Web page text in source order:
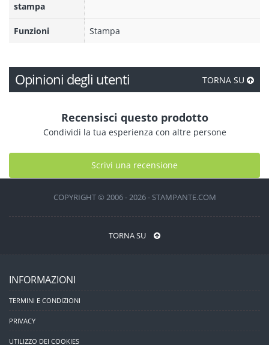
stampa
Funzioni Stampa
Opinioni degli utenti TORNA SU
Recensisci questo prodotto
Condividi la tua esperienza con altre persone
Scrivi una recensione
COPYRIGHT © 2006 - 2026 - STAMPANTE.COM
TORNA SU
INFORMAZIONI
TERMINI E CONDIZIONI
PRIVACY
UTILIZZO DEI COOKIES